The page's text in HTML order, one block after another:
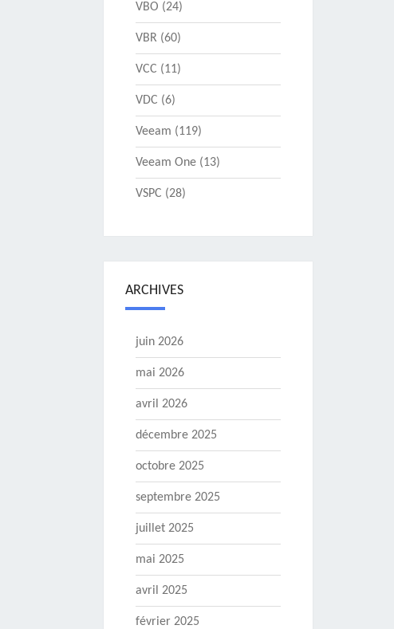
VBO (24)
VBR(60)
VCC (11)
VDC (6)
Veeam (119)
Veeam One(13)
VSPC (28)
ARCHIVES
juin 2026
mai 2026
avril 2026
décembre 2025
octobre 2025
septembre 2025
juillet 2025
mai 2025
avril 2025
février 2025